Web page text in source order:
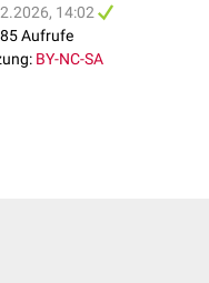
14:02
Aufrufe
BY-NC-SA